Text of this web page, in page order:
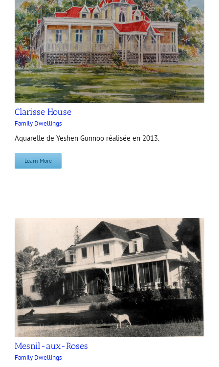
Clarisse House
Family Dwellings
Aquarelle de Yeshen Gunnoo réalisée en 2013.
Learn More
Mesnil-aux-Roses
Family Dwellings